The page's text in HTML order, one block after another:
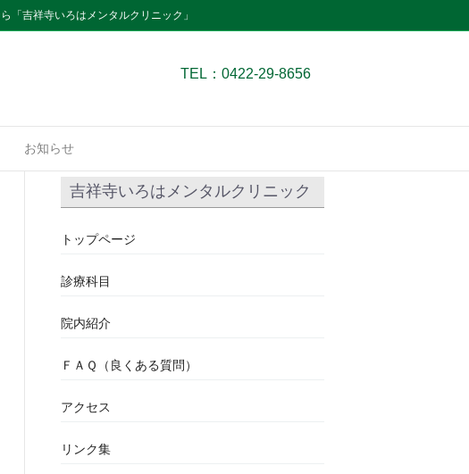
「吉祥寺いろはメンタルクリニック」
TEL：0422-29-8656
お知らせ
吉祥寺いろはメンタルクリニック
トップページ
診療科目
院内紹介
ＦＡＱ（良くある質問）
アクセス
リンク集